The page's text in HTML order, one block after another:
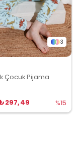
3
Çocuk Pijama
%15